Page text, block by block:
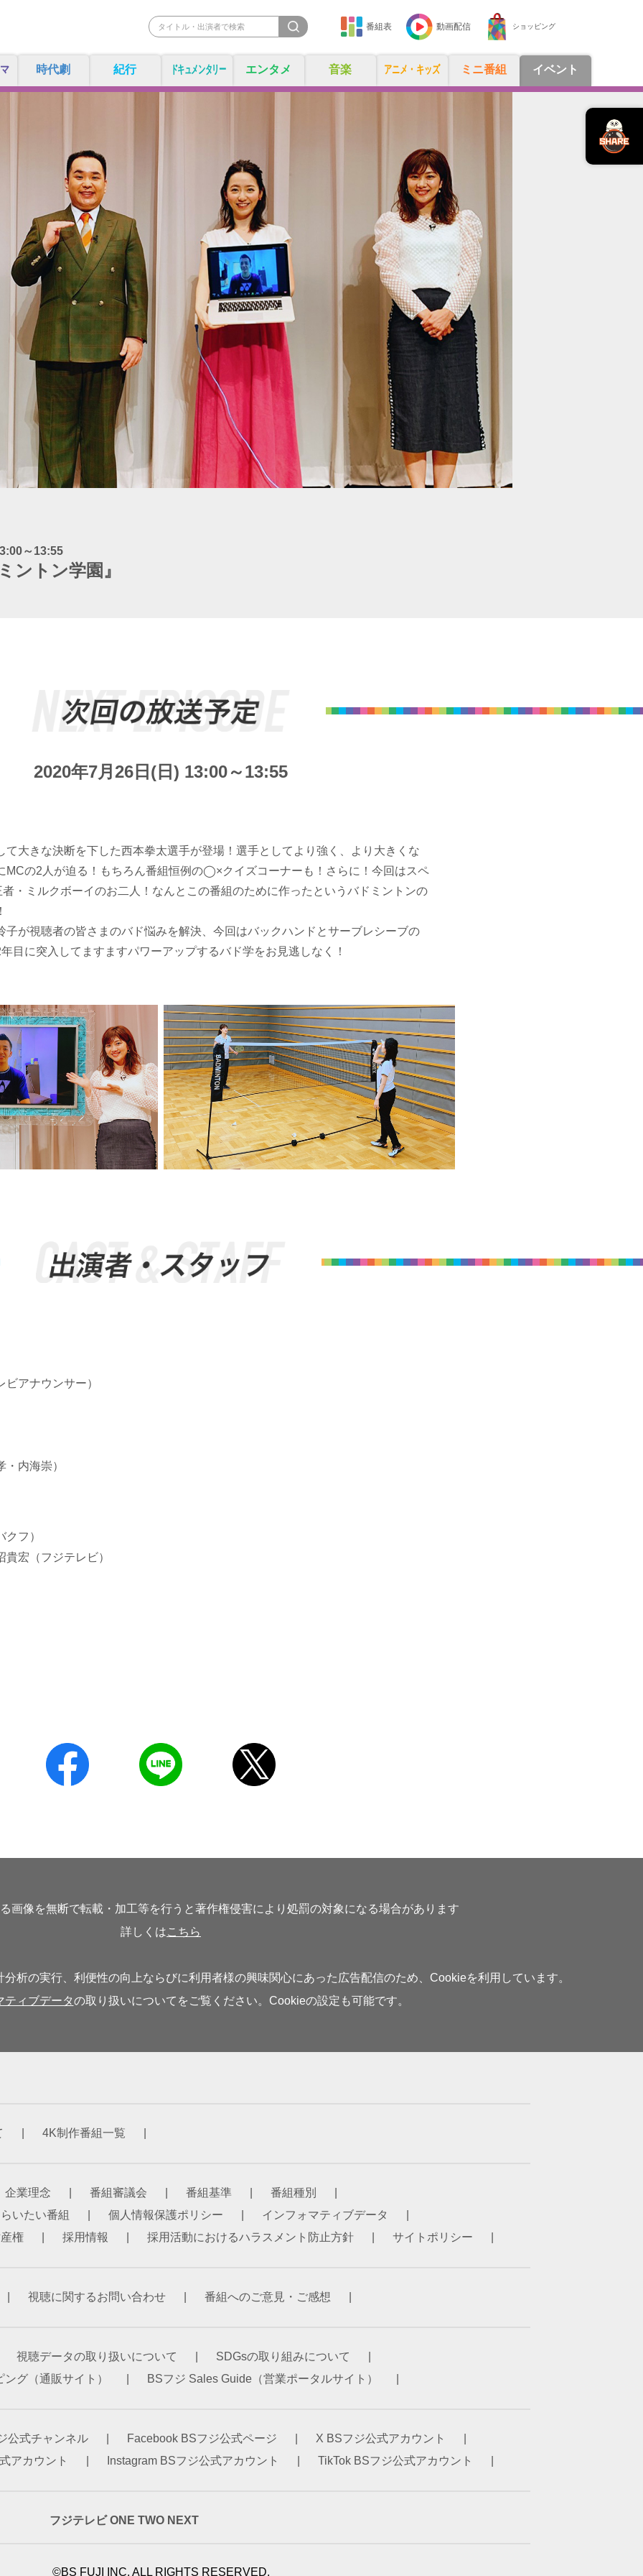
番組表 動画配信 ショッピング
時代劇 紀行 ドキュメンタリー エンタメ 音楽 アニメ・キッズ ミニ番組 イベント
～13:55
ントン学園』
2020年7月26日(日) 13:00～13:55
大きな決断を下した西本拳太選手が登場！選手としてより強く、より大きくな
MCの2人が迫る！もちろん番組恒例の◯×クイズコーナーも！さらに！今回はスペ
・ミルクボーイのお二人！なんとこの番組のために作ったというバドミントンの
が視聴者の皆さまのバド悩みを解決、今回はバックハンドとサーブレシーブの
目に突入してますますパワーアップするバド学をお見逃しなく！
アナウンサー）
・内海崇）
フ）
貴宏（フジテレビ）
画像を無断で転載・加工等を行うと著作権侵害により処罰の対象になる場合があります
詳しくはこちら
析の実行、利便性の向上ならびに利用者様の興味関心にあった広告配信のため、Cookieを利用しています。
ティブデータの取り扱いについてをご覧ください。Cookieの設定も可能です。
4K制作番組一覧
企業理念 番組審議会 番組基準
番組種別
いたい番組
個人情報保護ポリシー
インフォマティブデータ
権
採用情報 採用活動におけるハラスメント防止方針 サイトポリシー
視聴に関するお問い合わせ 番組へのご意見・ご感想
視聴データの取り扱いについて
SDGsの取り組みについて
グ（通販サイト）
BSフジ Sales Guide（営業ポータルサイト）
公式チャンネル Facebook BSフジ公式ページ
X BSフジ公式アカウント
アカウント
Instagram BSフジ公式アカウント TikTok BSフジ公式アカウント
フジテレビ ONE TWO NEXT
©BS FUJI INC. ALL RIGHTS RESERVED.